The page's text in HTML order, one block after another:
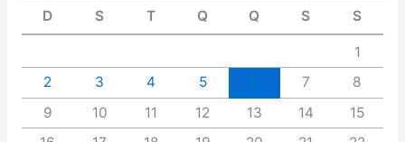
D S T Q Q S S
1
2
3 4 5 7
8
9
10 11 12 13 14
15